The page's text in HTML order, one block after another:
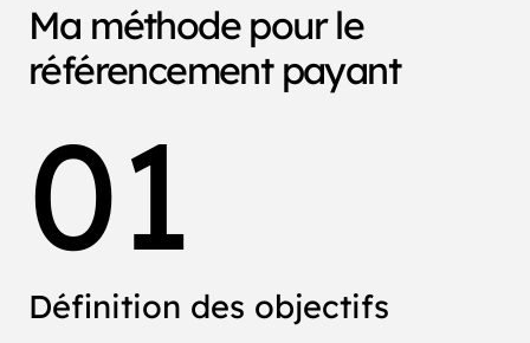
Ma méthode pour le
référencement payant
01
Définition des objectifs